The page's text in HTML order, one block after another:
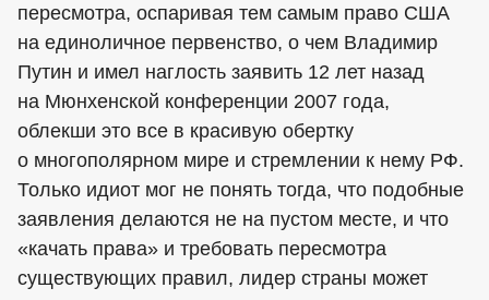
пересмотра, оспаривая тем самым право США
на единоличное первенство, о чем Владимир
Путин и имел наглость заявить 12 лет назад
на Мюнхенской конференции 2007 года,
облекши это все в красивую обертку
о многополярном мире и стремлении к нему РФ.
Только идиот мог не понять тогда, что подобные
заявления делаются не на пустом месте, и что
«качать права» и требовать пересмотра
существующих правил, лидер страны может